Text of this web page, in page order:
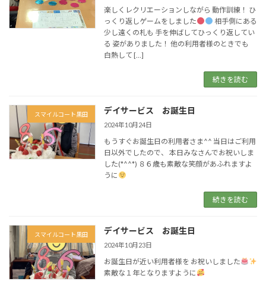
楽しくレクリエーションしながら 動作訓練！ ひ
っくり返しゲームをしました
相手側にある
少し遠くの札も 手を伸ばしてひっくり返してい
る 姿がありました！ 他の利用者様のときでも
白熱して […]
続きを読む
スマイルコート黒田 デイサービス お誕生日
2024年10月24日
もうすぐお誕生日の利用者さま^^ 当日はご利用
日以外でしたので、 本日みなさんでお祝いしま
した(*^^*) ８６歳も素敵な笑顔があふれますよ
うに
続きを読む
スマイルコート黒田 デイサービス お誕生日
2024年10月23日
お誕生日が近い利用者様を お祝いしました
素敵な１年となりますように